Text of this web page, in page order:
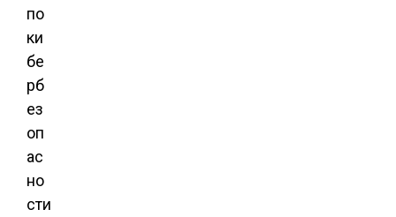
по
ки
бе
рб
ез
оп
ас
но
сти